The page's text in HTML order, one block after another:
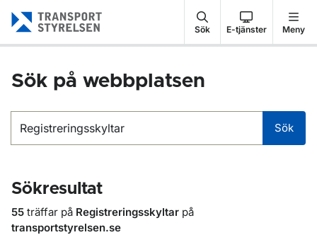
Gå till sidans innehåll Sök E-tjänster Meny
Sök på webbplatsen
Sök
Sökresultat
55 träffar på Registreringsskyltar på
transportstyrelsen.se